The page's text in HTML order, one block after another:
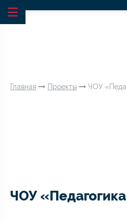
Главная Проекты ЧОУ
ЧОУ